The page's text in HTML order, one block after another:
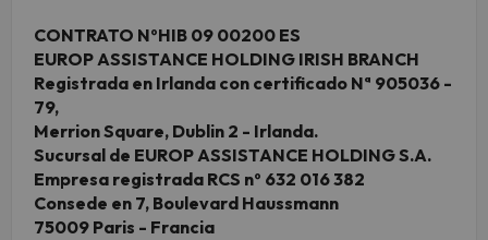
CONTRATO NºHIB 09 00200 ES
EUROP ASSISTANCE HOLDING IRISH BRANCH
Registrada en Irlanda con certificado Nª 905036 -
79,
Merrion Square, Dublin 2 - Irlanda.
Sucursal de EUROP ASSISTANCE HOLDING S.A.
Empresa registrada RCS nº 632 016 382
Consede en 7, Boulevard Haussmann
75009 Paris - Francia